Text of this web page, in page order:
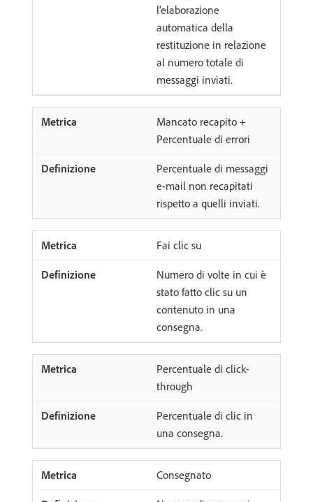
l'elaborazione
automatica della
restituzione in relazione
al numero totale di
messaggi inviati.
Mancato recapito +
Percentuale di errori
Percentuale di messaggi
e-mail non recapitati
rispetto a quelli inviati.
Fai clic su
Numero di volte in cui è
stato fatto clic su un
contenuto in una
consegna.
Percentuale di click-
through
Percentuale di clic in
una consegna.
Consegnato